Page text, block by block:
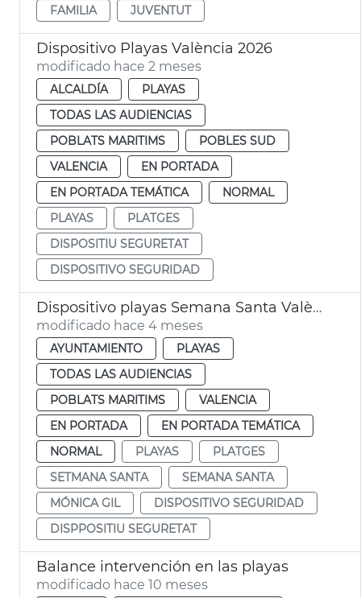
FAMILIA
JUVENTUT
Dispositivo Playas València 2026
modificado hace 2 meses
ALCALDÍA
PLAYAS
TODAS LAS AUDIENCIAS
POBLATS MARITIMS
POBLES SUD
VALENCIA
EN PORTADA
EN PORTADA TEMÁTICA
NORMAL
PLAYAS
PLATGES
DISPOSITIU SEGURETAT
DISPOSITIVO SEGURIDAD
Dispositivo playas Semana Santa València
modificado hace 4 meses
AYUNTAMIENTO
PLAYAS
TODAS LAS AUDIENCIAS
POBLATS MARITIMS
VALENCIA
EN PORTADA
EN PORTADA TEMÁTICA
NORMAL
PLAYAS
PLATGES
SETMANA SANTA
SEMANA SANTA
MÓNICA GIL
DISPOSITIVO SEGURIDAD
DISPPOSITIU SEGURETAT
Balance intervención en las playas
modificado hace 10 meses